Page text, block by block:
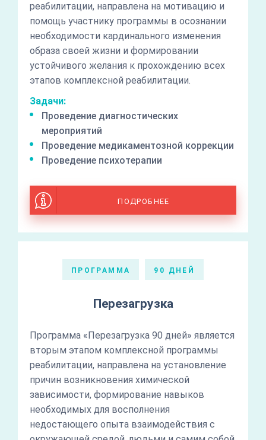
реабилитации, направлена на мотивацию и
помощь участнику программы в осознании
необходимости кардинального изменения
образа своей жизни и формировании
устойчивого желания к прохождению всех
этапов комплексной реабилитации.
Задачи:
Проведение диагностических
мероприятий
Проведение медикаментозной коррекции
Проведение психотерапии
ПОДРОБНЕЕ
ПРОГРАММА 90 ДНЕЙ
Перезагрузка
Программа «Перезагрузка 90 дней» является
вторым этапом комплексной программы
реабилитации, направлена на установление
причин возникновения химической
зависимости, формирование навыков
необходимых для восполнения
недостающего опыта взаимодействия с